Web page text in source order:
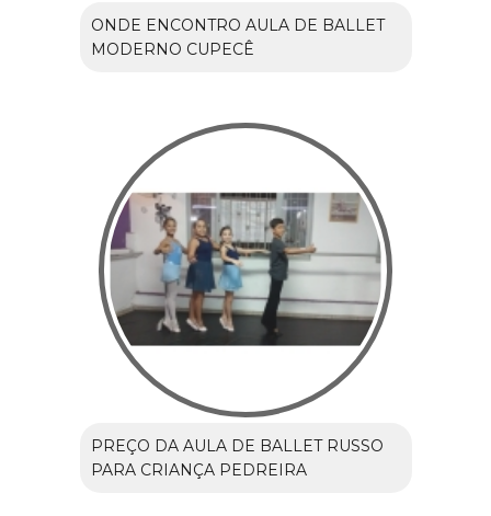
ONDE ENCONTRO AULA DE BALLET
MODERNO CUPECÊ
PREÇO DA AULA DE BALLET RUSSO
PARA CRIANÇA PEDREIRA